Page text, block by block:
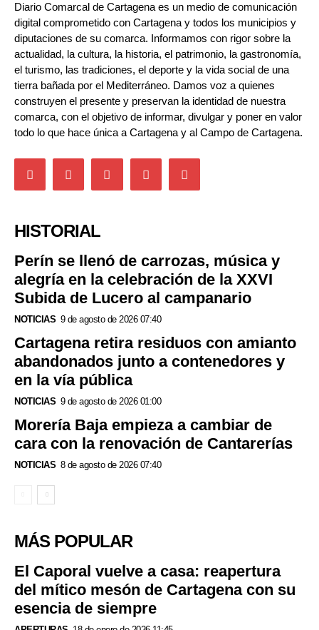
Diario Comarcal de Cartagena es un medio de comunicación
digital comprometido con Cartagena y todos los municipios y
diputaciones de su comarca. Informamos con rigor sobre la
actualidad, la cultura, la historia, el patrimonio, la gastronomía,
el turismo, las tradiciones, el deporte y la vida social de una
tierra bañada por el Mediterráneo. Damos voz a quienes
construyen el presente y preservan la identidad de nuestra
comarca, con el objetivo de informar, divulgar y poner en valor
todo lo que hace única a Cartagena y al Campo de Cartagena.
HISTORIAL
Perín se llenó de carrozas, música y
alegría en la celebración de la XXVI
Subida de Lucero al campanario
NOTICIAS 9 de agosto de 2026 07:40
Cartagena retira residuos con amianto
abandonados junto a contenedores y
en la vía pública
NOTICIAS 9 de agosto de 2026 01:00
Morería Baja empieza a cambiar de
cara con la renovación de Cantarerías
NOTICIAS 8 de agosto de 2026 07:40
MÁS POPULAR
El Caporal vuelve a casa: reapertura
del mítico mesón de Cartagena con su
esencia de siempre